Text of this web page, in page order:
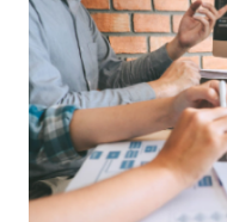
SAINS-TEKNO
KESEHATAN
INTERNASIONAL